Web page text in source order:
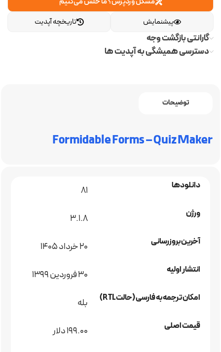
تاریخچه آپدیت
پیشنمایش
گارانتی بازگشت وجه
دسترسی همیشگی به آپدیت ها
توضیحات
Formidable Forms – Quiz Maker
دانلودها 81
ورژن 3.1.8
آخرین بروزرسانی 20 خرداد 1405
انتشار اولیه 30 فروردین 1399
امکان ترجمه به فارسی (حالت RTL) بله
قیمت اصلی 199.00 دلار